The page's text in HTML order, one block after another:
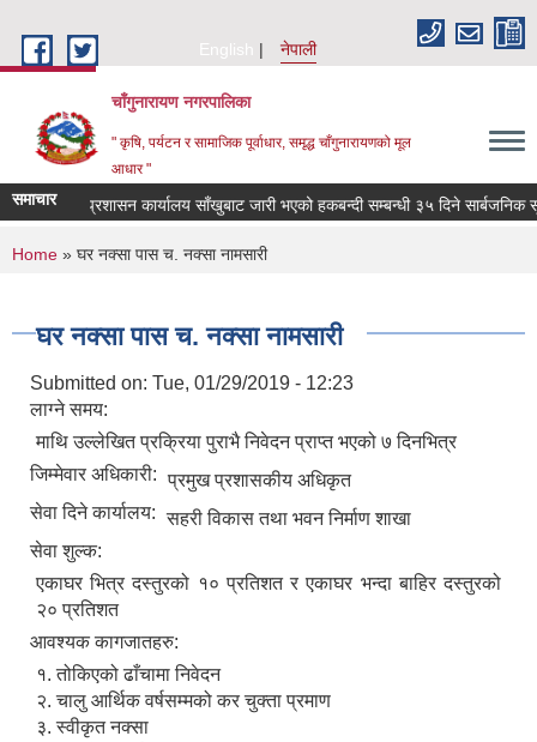
English
नेपाली
चाँगुनारायण नगरपालिका
" कृषि, पर्यटन र सामाजिक पूर्वाधार, समृद्ध चाँगुनारायणको मूल
आधार "
समाचारभुमि प्रशासन कार्यालय साँखुबाट जारी भएको हकबन्दी सम्बन्धी ३५ दिने सार्बजनिक
You are here
Home » घर नक्सा पास च. नक्सा नामसारी
घर नक्सा पास च. नक्सा नामसारी
Submitted on: Tue, 01/29/2019 - 12:23
लाग्ने समय:
माथि उल्लेखित प्रक्रिया पुराभै निवेदन प्राप्त भएको ७ दिनभित्र
जिम्मेवार अधिकारी: प्रमुख प्रशासकीय अधिकृत
सेवा दिने कार्यालय: सहरी विकास तथा भवन निर्माण शाखा
सेवा शुल्क:
एकाघर भित्र दस्तुरको १० प्रतिशत र एकाघर भन्दा बाहिर दस्तुरको
२० प्रतिशत
आवश्यक कागजातहरु:
१. तोकिएको ढाँचामा निवेदन
२. चालु आर्थिक वर्षसम्मको कर चुक्ता प्रमाण
३. स्वीकृत नक्सा